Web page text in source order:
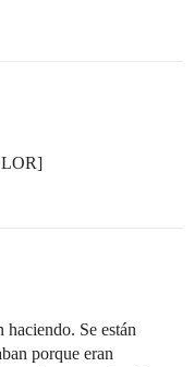
Se están
porque eran